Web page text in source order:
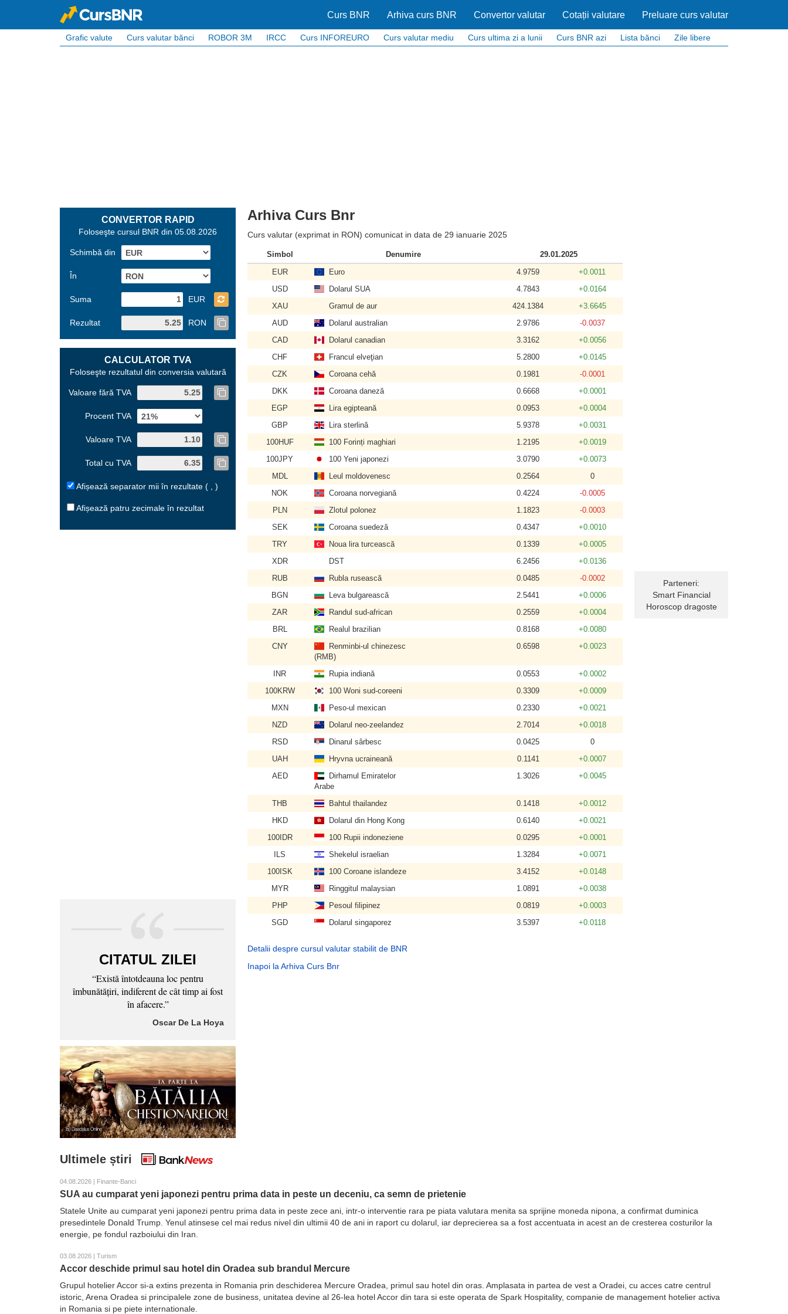
Curs BNR Arhiva curs BNR Convertor valutar Cotații valutare Preluare curs valutar
Grafic valute Curs valutar bănci ROBOR 3M IRCC Curs INFOREURO Curs valutar mediu Curs ultima zi a lunii Curs BNR azi Lista bănci Zile libere
CONVERTOR RAPID
Foloseşte cursul BNR din 05.08.2026
Schimbă din
În
Suma EUR
Rezultat RON
CALCULATOR TVA
Foloseşte rezultatul din conversia valutară
Valoare fără TVA
Procent TVA
Valoare TVA
Total cu TVA
Afișează separator mii în rezultate ( , )
Afișează patru zecimale în rezultat
CITATUL ZILEI
“Există întotdeauna loc pentru
îmbunătăţiri, indiferent de cât timp ai fost
în afacere.”
Oscar De La Hoya
Arhiva Curs Bnr
Curs valutar (exprimat in RON) comunicat in data de 29 ianuarie 2025
Simbol Denumire
29.01.2025
EUR
Euro 4.9759
+0.0011
USD
Dolarul SUA 4.7843
+0.0164
XAU
Gramul de aur 424.1384
+3.6645
AUD
Dolarul australian 2.9786
-0.0037
CAD
Dolarul canadian 3.3162
+0.0056
CHF
Francul elveţian 5.2800
+0.0145
CZK
Coroana cehă 0.1981
-0.0001
DKK
Coroana daneză 0.6668
+0.0001
EGP
Lira egipteană 0.0953
+0.0004
GBP
Lira sterlină 5.9378
+0.0031
100HUF
100 Forinți maghiari 1.2195
+0.0019
100JPY
100 Yeni japonezi 3.0790
+0.0073
MDL
Leul moldovenesc 0.2564
0
NOK
Coroana norvegiană 0.4224
-0.0005
PLN
Zlotul polonez 1.1823
-0.0003
SEK
Coroana suedeză 0.4347
+0.0010
TRY
Noua lira turcească 0.1339
+0.0005
XDR
DST 6.2456
+0.0136
RUB
Rubla rusească 0.0485
-0.0002
BGN
Leva bulgarească 2.5441
+0.0006
ZAR
Randul sud-african 0.2559
+0.0004
BRL
Realul brazilian 0.8168
+0.0080
CNY
Renminbi-ul chinezesc
(RMB)
0.6598 +0.0023
INR Rupia indiană 0.0553
+0.0002
100KRW
100 Woni sud-coreeni 0.3309
+0.0009
MXN
Peso-ul mexican 0.2330
+0.0021
NZD
Dolarul neo-zeelandez 2.7014
+0.0018
RSD
Dinarul sârbesc 0.0425
0
UAH
Hryvna ucraineană 0.1141
+0.0007
AED
Dirhamul Emiratelor
Arabe
1.3026 +0.0045
THB Bahtul thailandez 0.1418
+0.0012
HKD
Dolarul din Hong Kong 0.6140
+0.0021
100IDR
100 Rupii indoneziene 0.0295
+0.0001
ILS
Shekelul israelian 1.3284
+0.0071
100ISK
100 Coroane islandeze 3.4152
+0.0148
MYR
Ringgitul malaysian 1.0891
+0.0038
PHP
Pesoul filipinez 0.0819
+0.0003
SGD
Dolarul singaporez 3.5397 +0.0118
Detalii despre cursul valutar stabilit de BNR
Inapoi la Arhiva Curs Bnr
Parteneri:
Smart Financial
Horoscop dragoste
Ultimele știri
04.08.2026 | Finante-Banci
SUA au cumparat yeni japonezi pentru prima data in peste un deceniu, ca semn de prietenie
Statele Unite au cumparat yeni japonezi pentru prima data in peste zece ani, intr-o interventie rara pe piata valutara menita sa sprijine moneda nipona, a confirmat duminica
presedintele Donald Trump. Yenul atinsese cel mai redus nivel din ultimii 40 de ani in raport cu dolarul, iar deprecierea sa a fost accentuata in acest an de cresterea costurilor la
energie, pe fondul razboiului din Iran.
03.08.2026 | Turism
Accor deschide primul sau hotel din Oradea sub brandul Mercure
Grupul hotelier Accor si-a extins prezenta in Romania prin deschiderea Mercure Oradea, primul sau hotel din oras. Amplasata in partea de vest a Oradei, cu acces catre centrul
istoric, Arena Oradea si principalele zone de business, unitatea devine al 26-lea hotel Accor din tara si este operata de Spark Hospitality, companie de management hotelier activa
in Romania si pe piete internationale.